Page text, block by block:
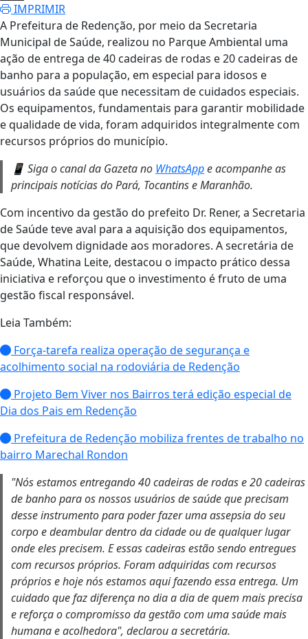
IMPRIMIR
A Prefeitura de Redenção, por meio da Secretaria
Municipal de Saúde, realizou no Parque Ambiental uma
ação de entrega de 40 cadeiras de rodas e 20 cadeiras de
banho para a população, em especial para idosos e
usuários da saúde que necessitam de cuidados especiais.
Os equipamentos, fundamentais para garantir mobilidade
e qualidade de vida, foram adquiridos integralmente com
recursos próprios do município.
📱 Siga o canal da Gazeta no WhatsAppe acompanhe as
principais notícias do Pará, Tocantins e Maranhão.
Com incentivo da gestão do prefeito Dr. Rener, a Secretaria
de Saúde teve aval para a aquisição dos equipamentos,
que devolvem dignidade aos moradores. A secretária de
Saúde, Whatina Leite, destacou o impacto prático dessa
iniciativa e reforçou que o investimento é fruto de uma
gestão fiscal responsável.
Leia Também:
Força-tarefa realiza operação de segurança e
acolhimento social na rodoviária de Redenção
Projeto Bem Viver nos Bairros terá edição especial de
Dia dos Pais em Redenção
Prefeitura de Redenção mobiliza frentes de trabalho no
bairro Marechal Rondon
"Nós estamos entregando 40 cadeiras de rodas e 20 cadeiras
de banho para os nossos usuários de saúde que precisam
desse instrumento para poder fazer uma assepsia do seu
corpo e deambular dentro da cidade ou de qualquer lugar
onde eles precisem. E essas cadeiras estão sendo entregues
com recursos próprios. Foram adquiridas com recursos
próprios e hoje nós estamos aqui fazendo essa entrega. Um
cuidado que faz diferença no dia a dia de quem mais precisa
e reforça o compromisso da gestão com uma saúde mais
humana e acolhedora", declarou a secretária.